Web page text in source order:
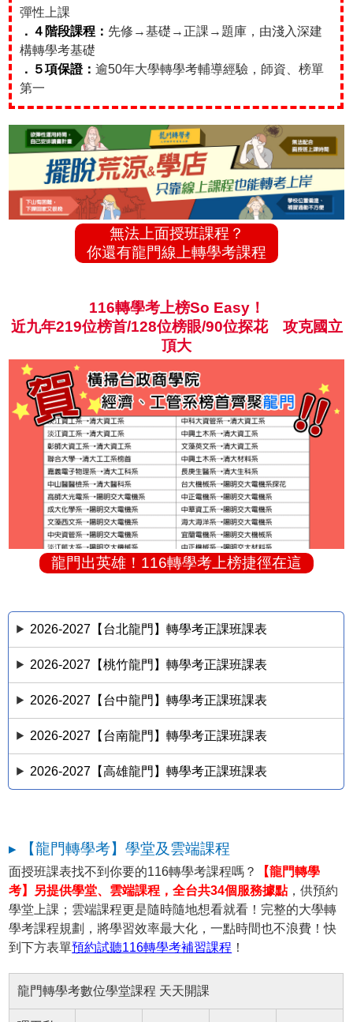
彈性上課
．４階段課程： 先修→基礎→正課→題庫，由淺入深建
構轉學考基礎
．５項保證：逾50年大學轉學考輔導經驗，師資、榜單
第一
無法上面授班課程？
你還有龍門線上轉學考課程
116轉學考上榜So Easy！
近九年219位榜首/128位榜眼/90位探花 攻克國立
頂大
龍門出英雄！116轉學考上榜捷徑在這
2026-2027【台北龍門】轉學考正課班課表
2026-2027【桃竹龍門】轉學考正課班課表
2026-2027【台中龍門】轉學考正課班課表
2026-2027【台南龍門】轉學考正課班課表
2026-2027【高雄龍門】轉學考正課班課表
▸ 【龍門轉學考】學堂及雲端課程
面授班課表找不到你要的116轉學考課程嗎？
【龍門轉學
考】另提供學堂、雲端課程，全台共34個服務據點，供預約
學堂上課；雲端課程更是隨時隨地想看就看！完整的大學轉
學考課程規劃，將學習效率最大化，一點時間也不浪費！快
到下方表單預約試聽116轉學考補習課程 ！
龍門轉學考數位學堂課程 天天開課